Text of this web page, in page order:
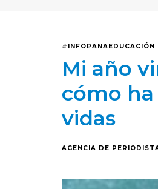
#INFOPANAEDUCACIÓN
Mi año
cómo
vidas
AGENCIA DE